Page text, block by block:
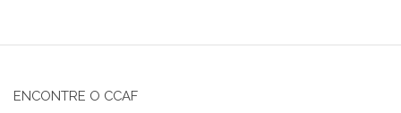
ENCONTRE O CCAF